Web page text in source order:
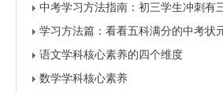
中考学习方法指南：初三学生冲刺有
学习方法篇：看看五科满分的中考状
语文学科核心素养的四个维度
数学学科核心素养